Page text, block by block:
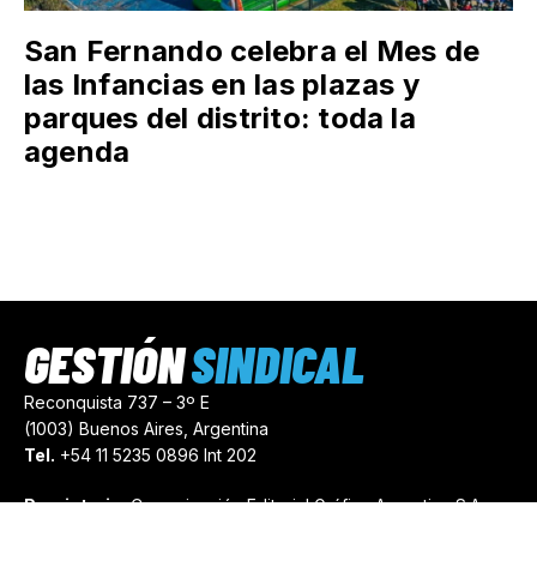
San Fernando celebra el Mes de
las Infancias en las plazas y
parques del distrito: toda la
agenda
Reconquista 737 – 3º E
(1003) Buenos Aires, Argentina
Tel. +54 11 5235 0896 Int 202
Propietario:Comunicación Editorial Gráfica Argentina S.A.
GESTIÓNSINDICAL